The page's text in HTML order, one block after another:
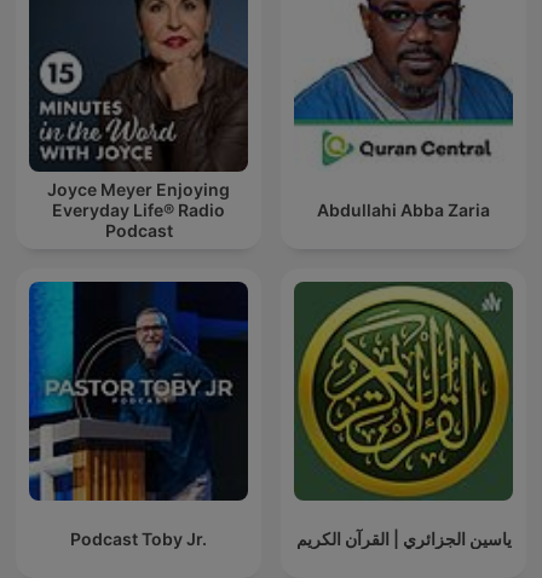
Joyce Meyer Enjoying
Everyday Life® Radio
Podcast
Abdullahi Abba Zaria
Podcast Toby Jr. ياسين الجزائري | القرآن الكريم